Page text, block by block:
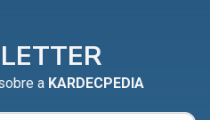
a KARDECPEDIA